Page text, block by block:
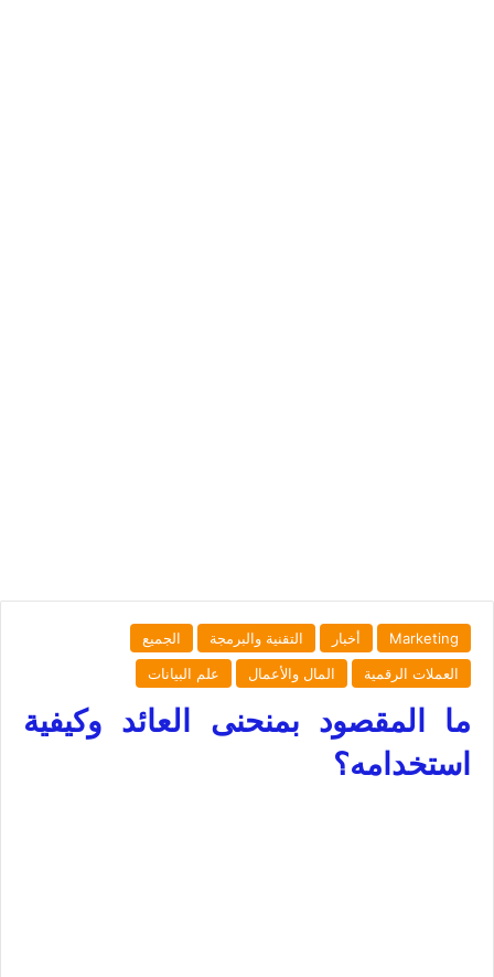
Marketing أخبار التقنية والبرمجة
الجميع
العملات الرقمية
المال والأعمال علم البيانات
ما المقصود بمنحنى العائد وكيفية
استخدامه؟